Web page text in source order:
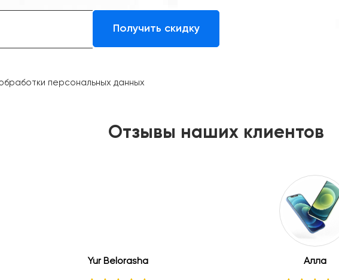
персональных данных
Отзывы наших клиентов
Yur Belorasha Алла